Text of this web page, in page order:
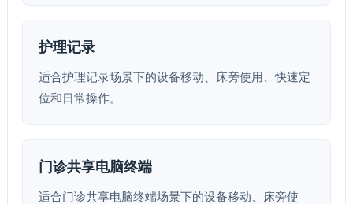
护理记录
适合护理记录场景下的设备移动、床旁使用、快速定
位和日常操作。
门诊共享电脑终端
适合门诊共享电脑终端场景下的设备移动、床旁使